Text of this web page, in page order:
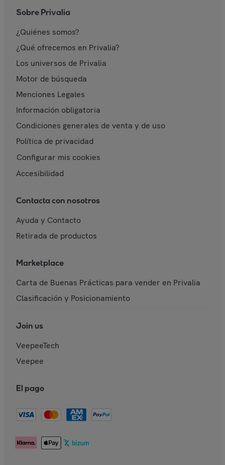
Sobre Privalia
¿Quiénes somos?
¿Qué ofrecemos en Privalia?
Los universos de Privalia
Motor de búsqueda
Menciones Legales
Información obligatoria
Condiciones generales de venta y de uso
Política de privacidad
Configurar mis cookies
Accesibilidad
Contacta con nosotros
Ayuda y Contacto
Retirada de productos
Marketplace
Carta de Buenas Prácticas para vender en Privalia
Clasificación y Posicionamiento
Join us
VeepeeTech
Veepee
El pago